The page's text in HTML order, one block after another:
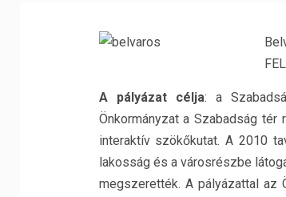
A pályázat célja: a
Önkormányzat a Szabadság
interaktív szökőkutat. A 2010
lakosság és a városrészbe
megszerették. A pályázattal az